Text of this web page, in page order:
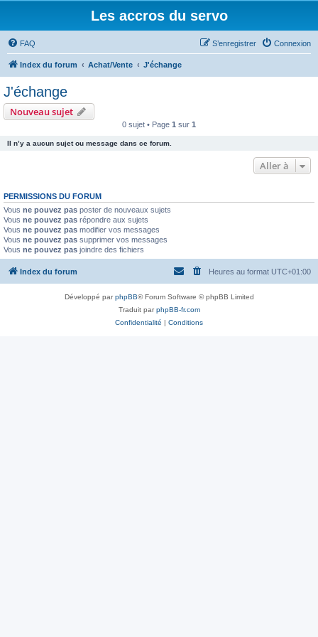
Les accros du servo
FAQ Connexion
S’enregistrer
Index du forum Achat/Vente J'échange
J'échange
Nouveau sujet
0 sujet • Page 1 sur 1
Il n’y a aucun sujet ou message dans ce forum.
Aller à
PERMISSIONS DU FORUM
Vous ne pouvez pas poster de nouveaux sujets
Vous ne pouvez pas répondre aux sujets
Vous ne pouvez pas modifier vos messages
Vous ne pouvez pas supprimer vos messages
Vous ne pouvez pas joindre des fichiers
Index du forum Heures au format UTC+01:00
Développé parphpBB® Forum Software © phpBB Limited
Traduit parphpBB-fr.com
Confidentialité | Conditions